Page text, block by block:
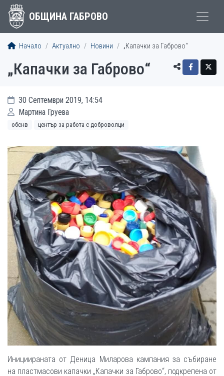
ОБЩИНА ГАБРОВО
Начало Актуално Новини „Капачки за Габрово“
„Капачки за Габрово“
30 Септември 2019, 14:54
Мартина Груева
обснв център за работа с доброволци
Инициираната от Деница Миларова кампания за събиране
на пластмасови капачки „Капачки за Габрово“, подкрепена от